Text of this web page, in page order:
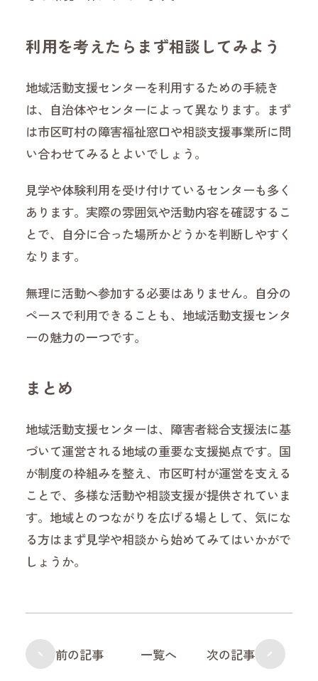
利用を考えたらまず相談してみよう
地域活動支援センターを利用するための手続き
は、自治体やセンターによって異なります。まず
は市区町村の障害福祉窓口や相談支援事業所に問
い合わせてみるとよいでしょう。
見学や体験利用を受け付けているセンターも多く
あります。実際の雰囲気や活動内容を確認するこ
とで、自分に合った場所かどうかを判断しやすく
なります。
無理に活動へ参加する必要はありません。自分の
ペースで利用できることも、地域活動支援センタ
ーの魅力の一つです。
まとめ
地域活動支援センターは、障害者総合支援法に基
づいて運営される地域の重要な支援拠点です。国
が制度の枠組みを整え、市区町村が運営を支える
ことで、多様な活動や相談支援が提供されていま
す。地域とのつながりを広げる場として、気にな
る方はまず見学や相談から始めてみてはいかがで
しょうか。
前の記事 一覧へ 次の記事